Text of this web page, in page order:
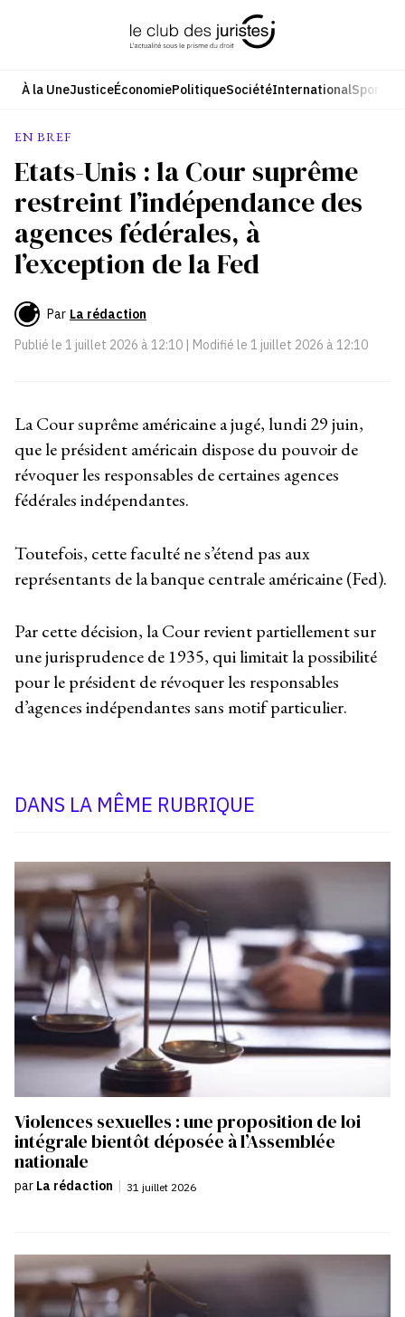
À la UneJusticeÉconomiePolitiqueSociétéInternationalSport
EN BREF
Etats-Unis : la Cour suprême
restreint l’indépendance des
agences fédérales, à
l’exception de la Fed
Par La rédaction
Publié le 1 juillet 2026 à 12:10 | Modifié le 1 juillet 2026 à 12:10
La Cour suprême américaine a jugé, lundi 29 juin,
que le président américain dispose du pouvoir de
révoquer les responsables de certaines agences
fédérales indépendantes.
Toutefois, cette faculté ne s’étend pas aux
représentants de la banque centrale américaine (Fed).
Par cette décision, la Cour revient partiellement sur
une jurisprudence de 1935, qui limitait la possibilité
pour le président de révoquer les responsables
d’agences indépendantes sans motif particulier.
DANS LA MÊME RUBRIQUE
Violences sexuelles : une proposition de loi
intégrale bientôt déposée à l’Assemblée
nationale
par La rédaction | 31 juillet 2026